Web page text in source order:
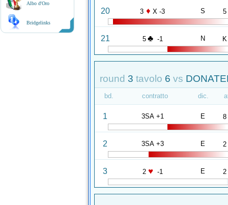
Albo d'Oro
Bridgelinks
20 3 ♦ X -3 S 5
21 5 ♣ -1 N K
round 3 tavolo 6 vs
bd. contratto dic.
1 3SA +1 E 8
2 3SA +3 E 2
3 2 ♥ -1 E 2